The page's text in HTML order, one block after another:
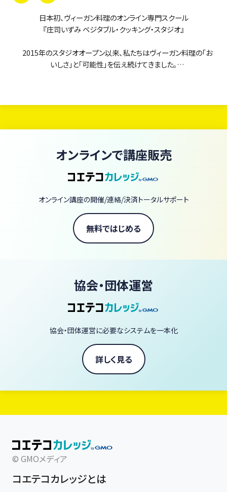
日本初、ヴィーガン料理のオンライン専門スクール
『庄司いずみ ベジタブル・クッキング・スタジオ』
2015年のスタジオオープン以来、私たちはヴィーガン料理の「お
いしさ」と「可能性」を伝え続けてきました。
るレシピと技術が、ここにすべて揃っています。
【当スクールの3つの強み】
に。一生モノのスキルが手に入ります。
一流の講師陣： 著書70冊以上の庄司いずみをはじめ、ヴィーガン界
の第一線で活躍するシェフやパティシエなど60名以上が直接指導。
スタジオクオリティの体験： ライブ配信の臨場感で、自宅にいながら
ヴィーガン料理家 庄司いずみ
オンラインで講座販売
オンライン講座の開催/連絡/決済トータルサポート
無料ではじめる
協会・団体運営
協会・団体運営に必要なシステムを一本化
詳しく見る
© GMOメディア
コエテコカレッジとは